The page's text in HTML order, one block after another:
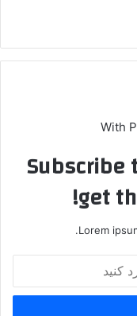
With
get
Lorem